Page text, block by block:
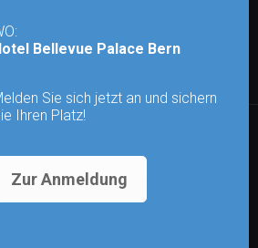
Rechte vorbehalten |
Bellevue Palace Bern
Sie sich jetzt an und sichern
Ihren Platz!
Zur Anmeldung